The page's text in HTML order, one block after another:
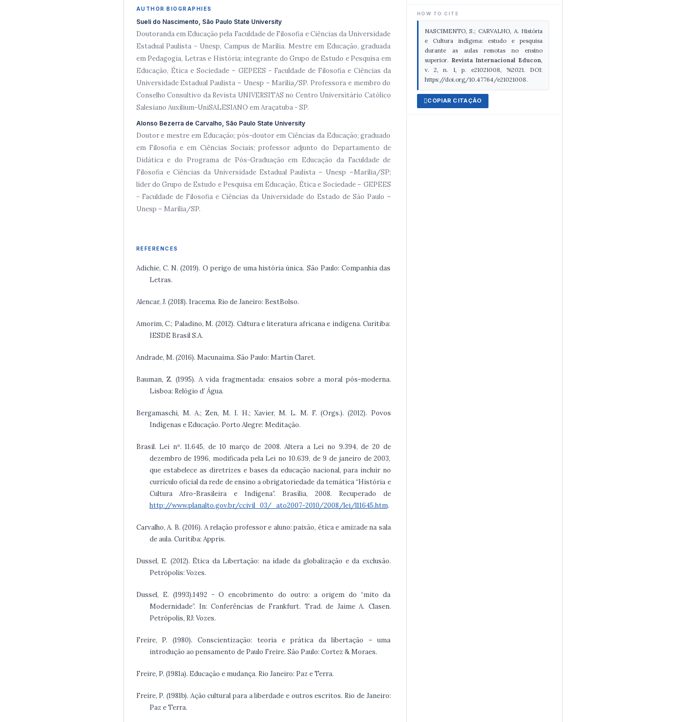
AUTHOR BIOGRAPHIES
Sueli do Nascimento, São Paulo State University
Doutoranda em Educação pela Faculdade de Filosofia e Ciências da Universidade
Estadual Paulista - Unesp, Campus de Marília. Mestre em Educação, graduada
em Pedagogia, Letras e História; integrante do Grupo de Estudo e Pesquisa em
Educação, Ética e Sociedade – GEPEES - Faculdade de Filosofia e Ciências da
Universidade Estadual Paulista – Unesp – Marília/SP. Professora e membro do
Conselho Consultivo da Revista UNIVERSITAS no Centro Universitário Católico
Salesiano Auxilium-UniSALESIANO em Araçatuba - SP.
Alonso Bezerra de Carvalho, São Paulo State University
Doutor e mestre em Educação; pós-doutor em Ciências da Educação; graduado
em Filosofia e em Ciências Sociais; professor adjunto do Departamento de
Didática e do Programa de Pós-Graduação em Educação da Faculdade de
Filosofia e Ciências da Universidade Estadual Paulista – Unesp –Marília/SP;
líder do Grupo de Estudo e Pesquisa em Educação, Ética e Sociedade – GEPEES
- Faculdade de Filosofia e Ciências da Universidade do Estado de São Paulo –
Unesp – Marília/SP.
REFERENCES
Adichie, C. N. (2019). O perigo de uma história única. São Paulo: Companhia das
Letras.
Alencar, J. (2018). Iracema. Rio de Janeiro: BestBolso.
Amorim, C.; Paladino, M. (2012). Cultura e literatura africana e indígena. Curitiba:
IESDE Brasil S.A.
Andrade, M. (2016). Macunaíma. São Paulo: Martin Claret.
Bauman, Z. (1995). A vida fragmentada: ensaios sobre a moral pós-moderna.
Lisboa: Relógio d’ Água.
Bergamaschi, M. A.; Zen, M. I. H.; Xavier, M. L. M. F. (Orgs.). (2012). Povos
Indígenas e Educação. Porto Alegre: Meditação.
Brasil. Lei nº. 11.645, de 10 março de 2008. Altera a Lei no 9.394, de 20 de
dezembro de 1996, modificada pela Lei no 10.639, de 9 de janeiro de 2003,
que estabelece as diretrizes e bases da educação nacional, para incluir no
currículo oficial da rede de ensino a obrigatoriedade da temática “História e
Cultura Afro-Brasileira e Indígena”. Brasília, 2008. Recuperado de
http://www.planalto.gov.br/ccivil_03/_ato2007-2010/2008/lei/l11645.htm.
Carvalho, A. B. (2016). A relação professor e aluno: paixão, ética e amizade na sala
de aula. Curitiba: Appris.
Dussel, E. (2012). Ética da Libertação: na idade da globalização e da exclusão.
Petrópolis: Vozes.
Dussel, E. (1993).1492 - O encobrimento do outro: a origem do “mito da
Modernidade”. In: Conferências de Frankfurt. Trad. de Jaime A. Clasen.
Petrópolis, RJ: Vozes.
Freire, P. (1980). Conscientização: teoria e prática da libertação – uma
introdução ao pensamento de Paulo Freire. São Paulo: Cortez & Moraes.
Freire, P. (1981a). Educação e mudança. Rio Janeiro: Paz e Terra.
Freire, P. (1981b). Ação cultural para a liberdade e outros escritos. Rio de Janeiro:
Paz e Terra.
HOW TO CITE
NASCIMENTO, S.; CARVALHO, A. História
e Cultura indígena: estudo e pesquisa
durante as aulas remotas no ensino
superior. Revista Internacional Educon,
v. 2, n. 1, p. e21021008, %2021. DOI:
https://doi.org/10.47764/e21021008.
COPIAR CITAÇÃO